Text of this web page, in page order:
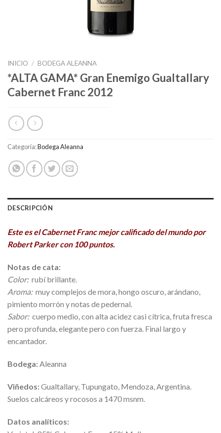
INICIO / BODEGA ALEANNA
*ALTA GAMA* Gran Enemigo Gualtallary
Cabernet Franc 2012
Categoría:Bodega Aleanna
DESCRIPCIÓN
Este es el Cabernet Franc mejor calificado del mundo por
Robert Parker con 100 puntos.
Notas de cata:
Color: rubí brillante.
Aroma:muy complejos de mora, hongo oscuro, arándano,
pimiento morrón y notas de pedernal.
Sabor:cuerpo medio, con alta acidez casi cítrica, fruta fresca
pero profunda, elegante pero con fuerza. Final largo y
encantador.
Bodega:Aleanna
Viñedos:Gualtallary, Tupungato, Mendoza, Argentina.
Suelos calcáreos y rocosos a 1470 msnm.
Datos analíticos: